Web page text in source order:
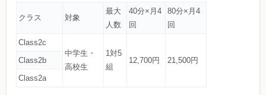
クラス 対象
最大
人数
40分×月4
回
80分×月4
回
Class2c
中学生・
高校生
1対5
組
12,700円 21,500円
Class2b
Class2a